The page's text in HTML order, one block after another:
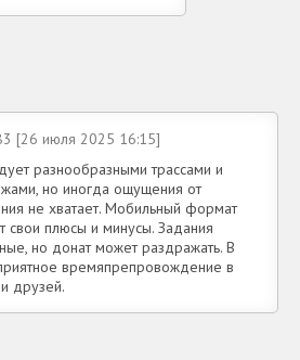
[26 июля 2025 16:15]
разнообразными трассами и
но иногда ощущения от
не хватает. Мобильный формат
свои плюсы и минусы. Задания
но донат может раздражать. В
времяпрепровождение в
друзей.